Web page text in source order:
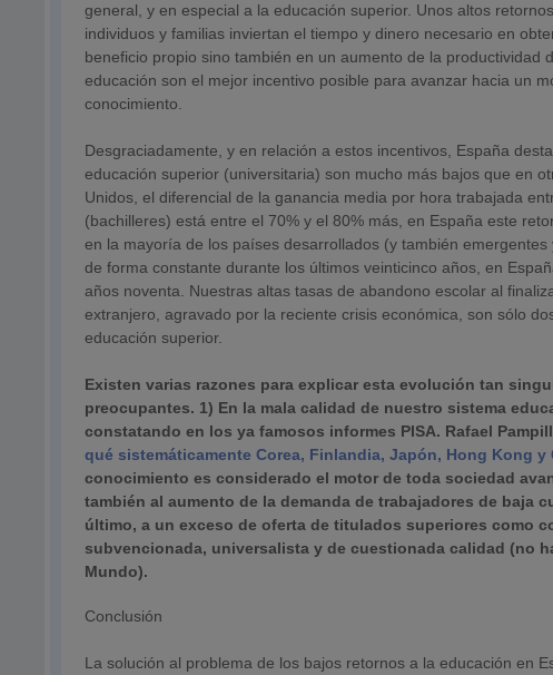
general, y en especial a la educación superior. Unos altos
individuos y familias inviertan el tiempo y dinero necesario en
beneficio propio sino también en un aumento de la
educación son el mejor incentivo posible para avanzar hacia un
conocimiento.
Desgraciadamente, y en relación a estos incentivos, España
educación superior (universitaria) son mucho más bajos que en
Unidos, el diferencial de la ganancia media por hora trabajada
(bachilleres) está entre el 70% y el 80% más, en España este
en la mayoría de los países desarrollados (y también
de forma constante durante los últimos veinticinco años, en
años noventa. Nuestras altas tasas de abandono escolar al
extranjero, agravado por la reciente crisis económica, son sólo
educación superior.
Existen varias razones para explicar esta evolución tan
preocupantes. 1) En la mala calidad de nuestro sistema
constatando en los ya famosos informes PISA. Rafael
qué sistemáticamente Corea, Finlandia, Japón, Hong Kong
conocimiento es considerado el motor de toda sociedad
también al aumento de la demanda de trabajadores de baja
último, a un exceso de oferta de titulados superiores como
subvencionada, universalista y de cuestionada calidad (no
Mundo).
Conclusión
La solución al problema de los bajos retornos a la educación en